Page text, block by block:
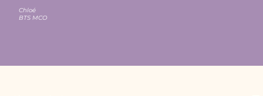
Chloé
BTS MCO